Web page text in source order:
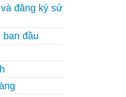
đăng ký sử
ban đầu